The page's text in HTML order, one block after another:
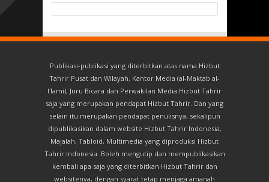
Publikasi-publikasi yang diterbitkan atas nama Hizbut
Tahrir Pusat dan Wilayah, Kantor Media (al-Maktab al-
I'lami), Juru Bicara dan Perwakilan Media Hizbut Tahrir
saja yang merupakan pendapat Hizbut Tahrir. Dan yang
selain itu merupakan pendapat penulisnya, sekalipun
dipublikasikan dalam website Hizbut Tahrir Indonesia,
Majalah, Tabloid, Multimedia yang diproduksi Hizbut
Tahrir Indonesia. Boleh mengutip dan mempublikasikan
kembali apa saja yang diterbitkan Hizbut Tahrir dan
websitenya, dengan syarat tetap menjaga amanah